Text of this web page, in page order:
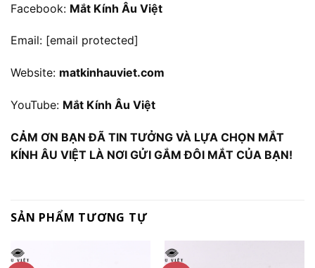
Facebook: Mắt Kính Âu Việt
Email: [email protected]
Website: matkinhauviet.com
YouTube: Mắt Kính Âu Việt
CẢM ƠN BẠN ĐÃ TIN TƯỞNG VÀ LỰA CHỌN MẮT
KÍNH ÂU VIỆT LÀ NƠI GỬI GẮM ĐÔI MẮT CỦA BẠN!
SẢN PHẨM TƯƠNG TỰ